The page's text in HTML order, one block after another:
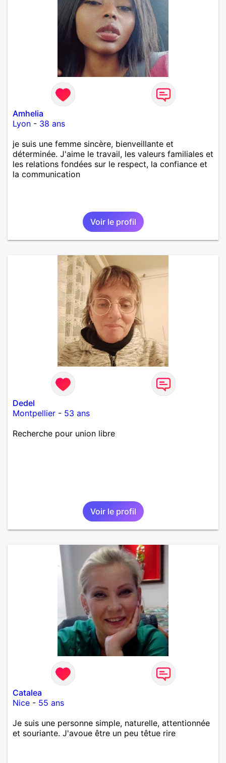
Amhelia
Lyon - 38 ans
je suis une femme sincère, bienveillante et
déterminée. J'aime le travail, les valeurs familiales et
les relations fondées sur le respect, la confiance et
la communication
Voir le profil
Dedel
Montpellier - 53 ans
Recherche pour union libre
Voir le profil
Catalea
Nice - 55 ans
Je suis une personne simple, naturelle, attentionnée
et souriante. J'avoue être un peu têtue rire